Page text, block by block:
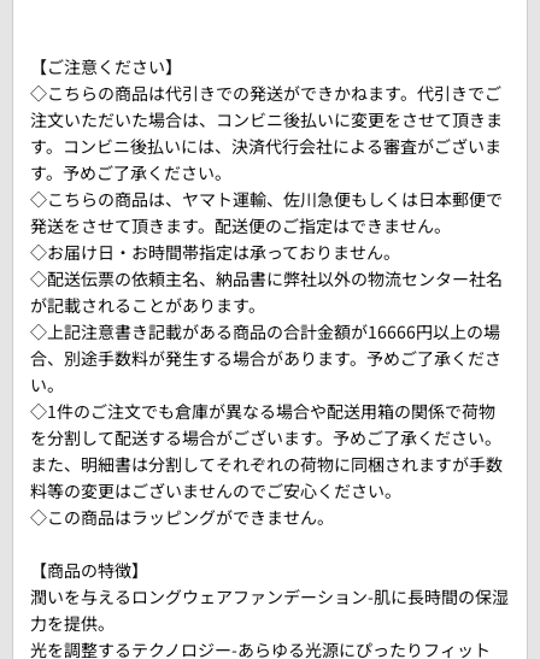
【ご注意ください】
◇こちらの商品は代引きでの発送ができかねます。代引きでご
注文いただいた場合は、コンビニ後払いに変更をさせて頂きま
す。コンビニ後払いには、決済代行会社による審査がございま
す。予めご了承ください。
◇こちらの商品は、ヤマト運輸、佐川急便もしくは日本郵便で
発送をさせて頂きます。配送便のご指定はできません。
◇お届け日・お時間帯指定は承っておりません。
◇配送伝票の依頼主名、納品書に弊社以外の物流センター社名
が記載されることがあります。
◇上記注意書き記載がある商品の合計金額が16666円以上の場
合、別途手数料が発生する場合があります。予めご了承くださ
い。
◇1件のご注文でも倉庫が異なる場合や配送用箱の関係で荷物
を分割して配送する場合がございます。予めご了承ください。
また、明細書は分割してそれぞれの荷物に同梱されますが手数
料等の変更はございませんのでご安心ください。
◇この商品はラッピングができません。
【商品の特徴】
潤いを与えるロングウェアファンデーション-肌に長時間の保湿
力を提供。
光を調整するテクノロジー-あらゆる光源にぴったりフィット